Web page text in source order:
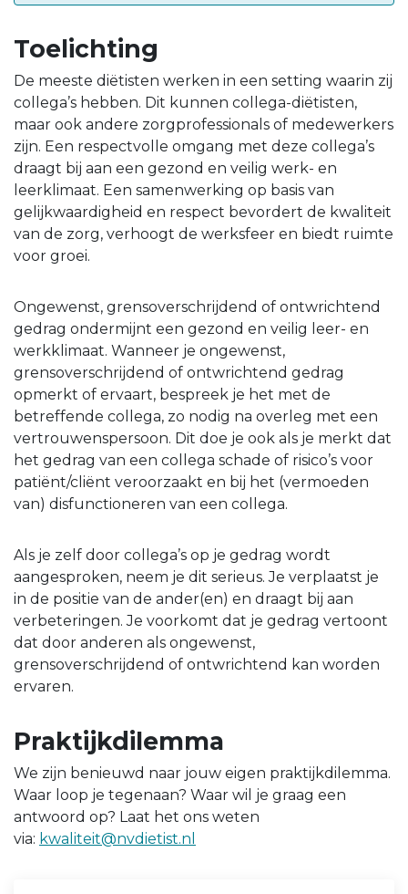
Toelichting
De meeste diëtisten werken in een setting waarin zij
collega’s hebben. Dit kunnen collega-diëtisten,
maar ook andere zorgprofessionals of medewerkers
zijn. Een respectvolle omgang met deze collega’s
draagt bij aan een gezond en veilig werk- en
leerklimaat. Een samenwerking op basis van
gelijkwaardigheid en respect bevordert de kwaliteit
van de zorg, verhoogt de werksfeer en biedt ruimte
voor groei.
Ongewenst, grensoverschrijdend of ontwrichtend
gedrag ondermijnt een gezond en veilig leer- en
werkklimaat. Wanneer je ongewenst,
grensoverschrijdend of ontwrichtend gedrag
opmerkt of ervaart, bespreek je het met de
betreffende collega, zo nodig na overleg met een
vertrouwenspersoon. Dit doe je ook als je merkt dat
het gedrag van een collega schade of risico’s voor
patiënt/cliënt veroorzaakt en bij het (vermoeden
van) disfunctioneren van een collega.
Als je zelf door collega’s op je gedrag wordt
aangesproken, neem je dit serieus. Je verplaatst je
in de positie van de ander(en) en draagt bij aan
verbeteringen. Je voorkomt dat je gedrag vertoont
dat door anderen als ongewenst,
grensoverschrijdend of ontwrichtend kan worden
ervaren.
Praktijkdilemma
We zijn benieuwd naar jouw eigen praktijkdilemma.
Waar loop je tegenaan? Waar wil je graag een
antwoord op? Laat het ons weten
via: kwaliteit@nvdietist.nl